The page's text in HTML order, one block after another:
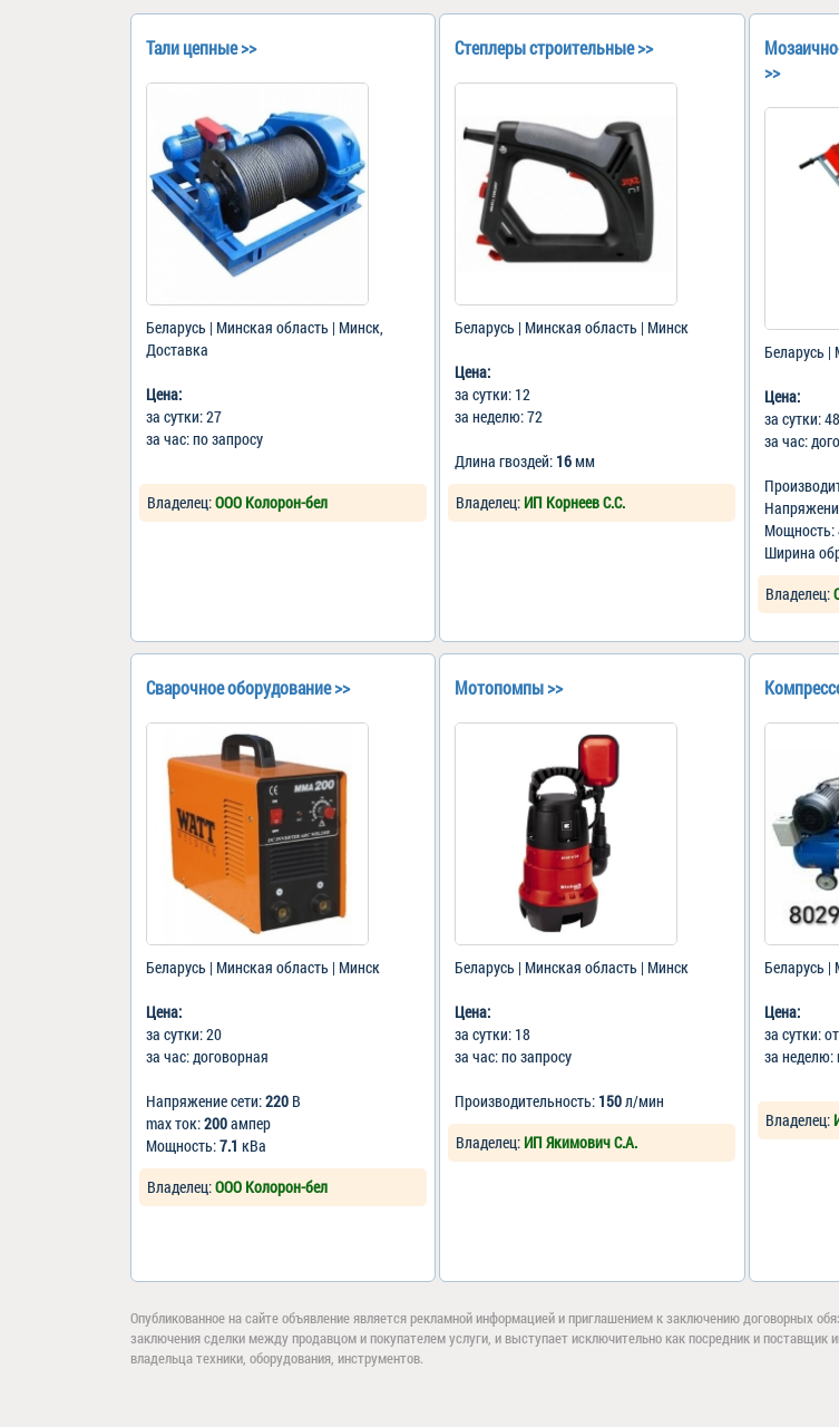
Тали цепные >>
Беларусь | Минская область | Минск,
Доставка
Цена:
за сутки: 27
за час: по запросу
Владелец:ООО Колорон-бел
Степлеры строительные >>
Беларусь | Минская область | Минск
Цена:
за сутки: 12
за неделю: 72
Длина гвоздей: 16мм
Владелец: ИП Корнеев С.С.
>>
Беларусь |
Цена:
за сутки: 48
за час:
Мощность:
Ширина
Владелец:
Сварочное оборудование >>
Беларусь | Минская область | Минск
Цена:
за сутки: 20
за час: договорная
Напряжение сети:220 В
max ток:200ампер
Мощность:7.1 кВа
Владелец:ООО Колорон-бел
Мотопомпы >>
Беларусь | Минская область | Минск
Цена:
за сутки: 18
за час: по запросу
Производительность: 150л/мин
Владелец: ИП Якимович С.А.
Беларусь |
Цена:
за сутки:
за неделю:
Владелец:
Опубликованное на сайте объявление является рекламной информацией и приглашением к заключению договорных
заключения сделки между продавцом и покупателем услуги, и выступает исключительно как посредник и
владельца техники, оборудования, инструментов.